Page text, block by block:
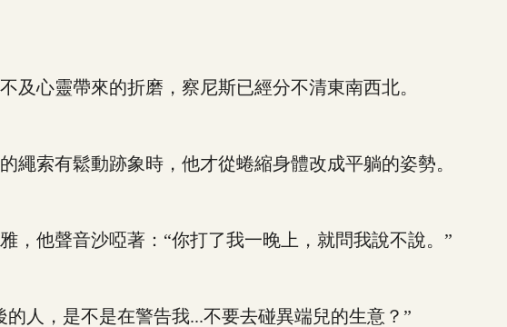
心靈帶來的折磨，察尼斯已經分不清東南西北。
索有鬆動跡象時，他才從蜷縮身體改成平躺的姿勢。
他聲音沙啞著：“你打了我一晚上，就問我說不說。”
人，是不是在警告我...不要去碰異端兒的生意？”